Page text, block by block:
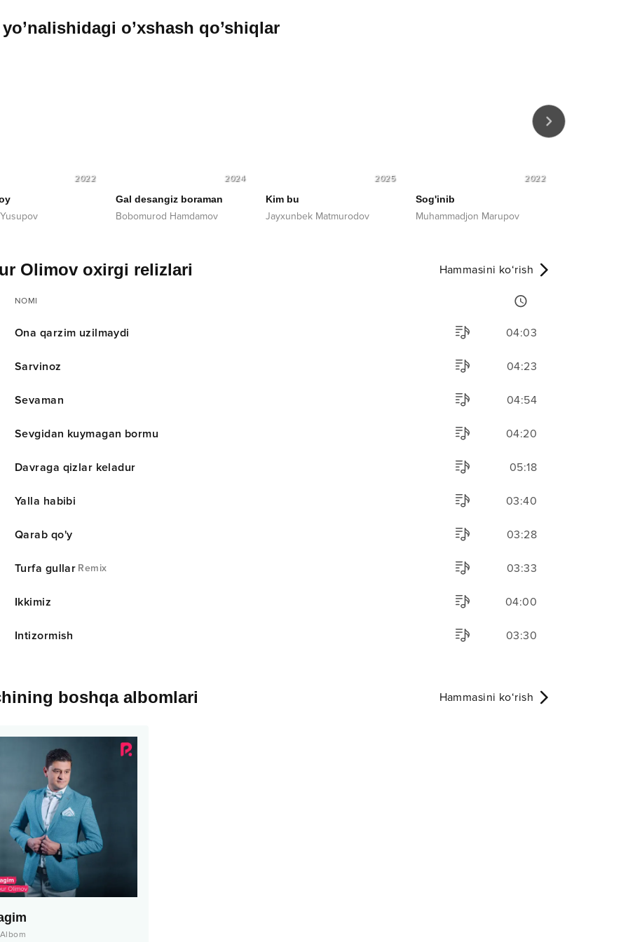
yo’nalishidagi o’xshash qo’shiqlar
2022 2024
Gal desangiz boraman
Bobomurod Hamdamov
2025
Kim bu
Jayxunbek Matmurodov
2022
Sog'inib
Muhammadjon Marupov
Olimov oxirgi relizlari Hammasini ko‘rish
NOMI
Ona qarzim uzilmaydi 04:03
Sarvinoz 04:23
Sevaman 04:54
Sevgidan kuymagan bormu 04:20
Davraga qizlar keladur 05:18
Yalla habibi 03:40
Qarab qo'y 03:28
Turfa gullar Remix 03:33
Ikkimiz 04:00
Intizormish 03:30
boshqa albomlari Hammasini ko‘rish
Albom